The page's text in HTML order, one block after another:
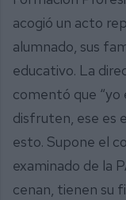
acogió un acto
alumnado, sus
educativo. La
comentó que “yo
disfruten, ese es
esto. Supone el
examinado de la
cenan, tienen su